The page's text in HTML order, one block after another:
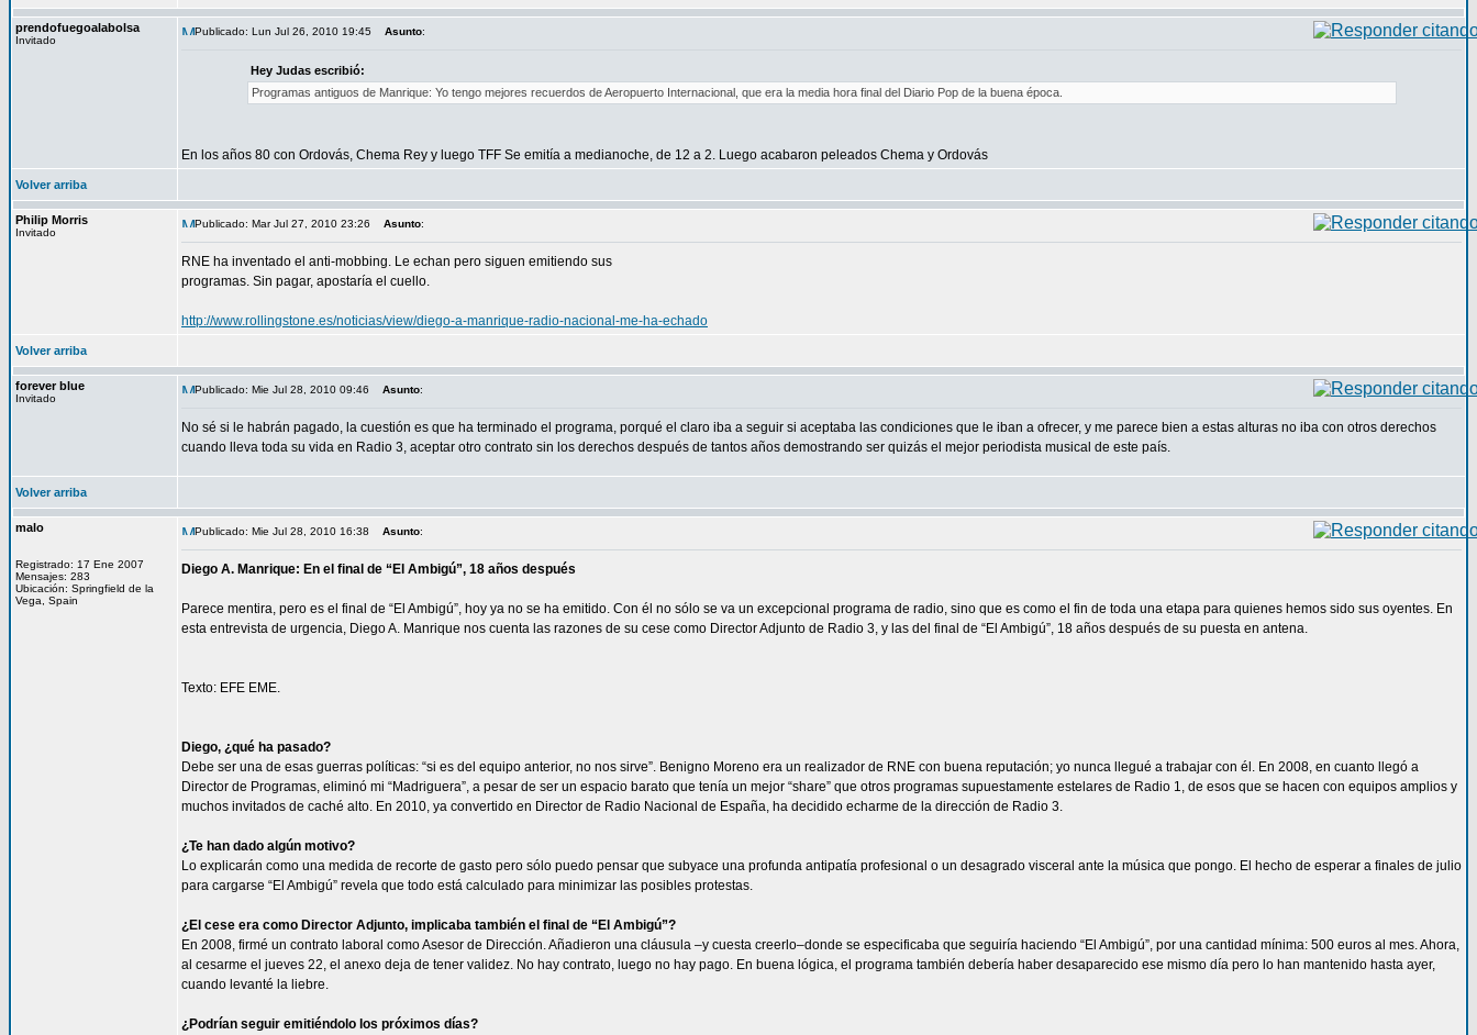
prendofuegoalabolsa
Invitado
Publicado: Lun Jul 26, 2010 19:45 Asunto:
Hey Judas escribió:
Programas antiguos de Manrique: Yo tengo mejores recuerdos de Aeropuerto Internacional, que era la media hora final del Diario Pop de la buena época.
En los años 80 con Ordovás, Chema Rey y luego TFF Se emitía a medianoche, de 12 a 2. Luego acabaron peleados Chema y Ordovás
Volver arriba
Philip Morris
Invitado
Publicado: Mar Jul 27, 2010 23:26 Asunto:
RNE ha inventado el anti-mobbing. Le echan pero siguen emitiendo sus
programas. Sin pagar, apostaría el cuello.
http://www.rollingstone.es/noticias/view/diego-a-manrique-radio-nacional-me-ha-echado
Volver arriba
forever blue
Invitado
Publicado: Mie Jul 28, 2010 09:46 Asunto:
No sé si le habrán pagado, la cuestión es que ha terminado el programa, porqué el claro iba a seguir si aceptaba las condiciones que le iban a ofrecer, y me parece bien a estas alturas no iba con otros derechos
cuando lleva toda su vida en Radio 3, aceptar otro contrato sin los derechos después de tantos años demostrando ser quizás el mejor periodista musical de este país.
Volver arriba
malo
Registrado: 17 Ene 2007
Mensajes: 283
Ubicación: Springfield de la
Vega, Spain
Publicado: Mie Jul 28, 2010 16:38 Asunto:
Diego A. Manrique: En el final de “El Ambigú”, 18 años después
Parece mentira, pero es el final de “El Ambigú”, hoy ya no se ha emitido. Con él no sólo se va un excepcional programa de radio, sino que es como el fin de toda una etapa para quienes hemos sido sus oyentes. En
esta entrevista de urgencia, Diego A. Manrique nos cuenta las razones de su cese como Director Adjunto de Radio 3, y las del final de “El Ambigú”, 18 años después de su puesta en antena.
Texto: EFE EME.
Diego, ¿qué ha pasado?
Debe ser una de esas guerras políticas: “si es del equipo anterior, no nos sirve”. Benigno Moreno era un realizador de RNE con buena reputación; yo nunca llegué a trabajar con él. En 2008, en cuanto llegó a
Director de Programas, eliminó mi “Madriguera”, a pesar de ser un espacio barato que tenía un mejor “share” que otros programas supuestamente estelares de Radio 1, de esos que se hacen con equipos amplios y
muchos invitados de caché alto. En 2010, ya convertido en Director de Radio Nacional de España, ha decidido echarme de la dirección de Radio 3.
¿Te han dado algún motivo?
Lo explicarán como una medida de recorte de gasto pero sólo puedo pensar que subyace una profunda antipatía profesional o un desagrado visceral ante la música que pongo. El hecho de esperar a finales de julio
para cargarse “El Ambigú” revela que todo está calculado para minimizar las posibles protestas.
¿El cese era como Director Adjunto, implicaba también el final de “El Ambigú”?
En 2008, firmé un contrato laboral como Asesor de Dirección. Añadieron una cláusula –y cuesta creerlo–donde se especificaba que seguiría haciendo “El Ambigú”, por una cantidad mínima: 500 euros al mes. Ahora,
al cesarme el jueves 22, el anexo deja de tener validez. No hay contrato, luego no hay pago. En buena lógica, el programa también debería haber desaparecido ese mismo día pero lo han mantenido hasta ayer,
cuando levanté la liebre.
¿Podrían seguir emitiéndolo los próximos días?